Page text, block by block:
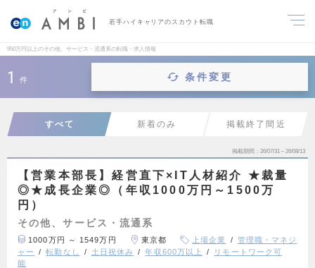
若手ハイキャリアのスカウト転職
950万円以上のその他、サービス・流通系の転職・求人情報
1 件 条件変更
すべて 新着のみ 掲載終了間近
掲載期間 26/07/31～26/08/13
【営業本部長】経営直下×IT人材紹介 ★裁量
◎★成長企業◎（年収1000万円～1500万
円）
その他、サービス・流通系
1000万円 ～ 1549万円 東京都 上場企業
管理職・マネジ
ャー
転勤なし 土日祝休み 年収600万以上
リモートワーク可
能